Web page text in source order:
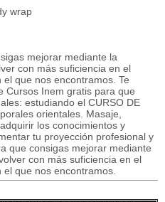
wrap
mejorar mediante la
con más suficiencia en el
que nos encontramos. Te
Cursos Inem gratis para que
estudiando el CURSO DE
orientales. Masaje,
los conocimientos y
tu proyección profesional y
que consigas mejorar mediante
con más suficiencia en el
que nos encontramos.